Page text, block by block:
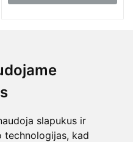
slapukus ir
technologijas, kad